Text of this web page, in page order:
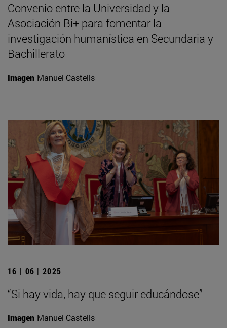
Convenio entre la Universidad y la
Asociación Bi+ para fomentar la
investigación humanística en Secundaria y
Bachillerato
Imagen Manuel Castells
16 | 06 | 2025
“Si hay vida, hay que seguir educándose”
Imagen Manuel Castells